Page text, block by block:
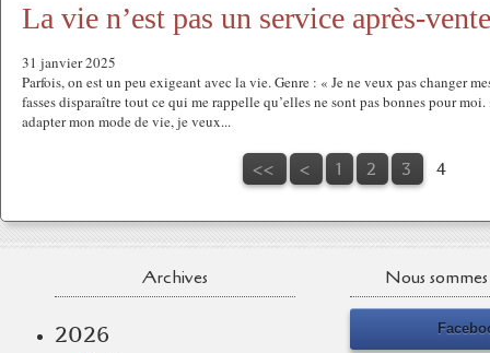
La vie n’est pas un service après-vente
31 janvier 2025
Parfois, on est un peu exigeant avec la vie. Genre : « Je ne veux pas changer
fasses disparaître tout ce qui me rappelle qu’elles ne sont pas bonnes pour
adapter mon mode de vie, je veux...
<< < 1 2 3 4
Archives
2026
Nous